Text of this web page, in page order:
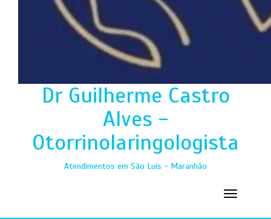
Dr Guilherme Castro
Alves -
Otorrinolaringologista
Atendimentos em São Luís - Maranhão